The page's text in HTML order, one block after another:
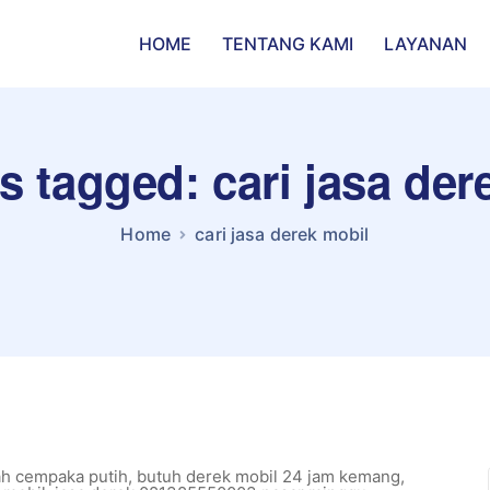
HOME TENTANG KAMI LAYANAN
tagged: cari jasa
Home cari jasa derek mobil
cempaka putih, butuh derek mobil 24 jam kemang,